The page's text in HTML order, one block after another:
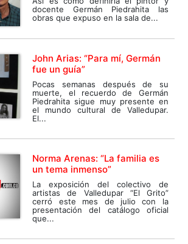
docente Germán Piedrahita las
obras que expuso en la sala de...
John Arias: “Para mí, Germán
fue un guía”
Pocas semanas después de su
muerte, el recuerdo de Germán
Piedrahita sigue muy presente en
el mundo cultural de Valledupar.
El...
Norma Arenas: “La familia es
un tema inmenso”
La exposición del colectivo de
artistas de Valledupar “El Grito”
cerró este mes de julio con la
presentación del catálogo oficial
que...